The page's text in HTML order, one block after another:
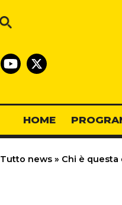
HOME
Tutto news » Chi è questa